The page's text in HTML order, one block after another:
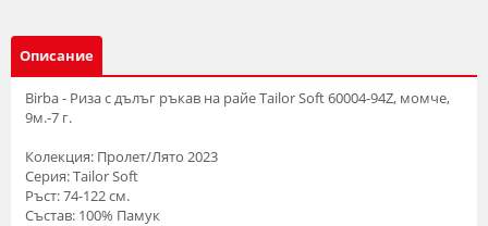
Описание
Birba - Риза с дълъг ръкав на райе Tailor Soft 60004-94Z, момче,
9м.-7 г.
Колекция: Пролет/Лято 2023
Серия: Tailor Soft
Ръст: 74-122 см.
Състав: 100% Памук